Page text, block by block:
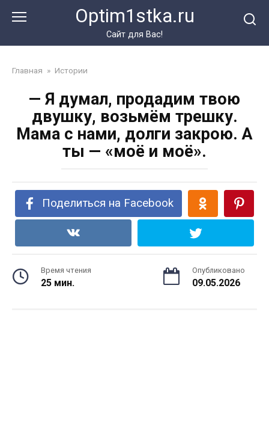
Optim1stka.ru
Сайт для Вас!
Главная » Истории
— Я думал, продадим твою
двушку, возьмём трешку.
Мама с нами, долги закрою. А
ты — «моё и моё».
Поделиться на Facebook
Время чтения
25 мин.
Опубликовано
09.05.2026